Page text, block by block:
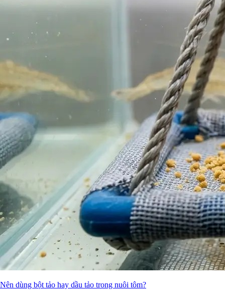
Nên dùng bột tảo hay dầu tảo trong nuôi tôm?